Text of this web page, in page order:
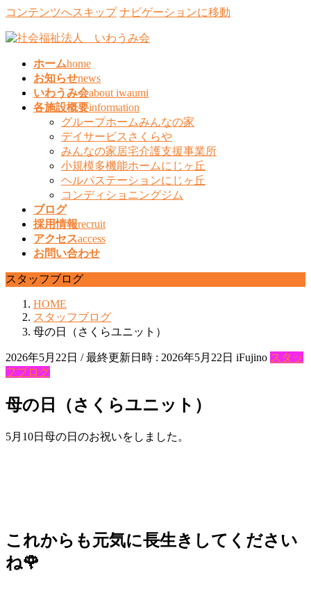
コンテンツへスキップ ナビゲーションに移動
ホームhome
お知らせnews
いわうみ会about iwaumi
各施設概要information
グループホームみんなの家
デイサービスさくらや
みんなの家居宅介護支援事業所
小規模多機能ホームにじヶ丘
ヘルパステーションにじヶ丘
コンディショニングジム
ブログ
採用情報recruit
アクセスaccess
お問い合わせ
スタッフブログ
HOME
スタッフブログ
母の日（さくらユニット）
2026年5月22日 / 最終更新日時 : 2026年5月22日 iFujino スタッ
フブログ
母の日（さくらユニット）
5月10日母の日のお祝いをしました。
これからも元気に長生きしてください
ね🌹